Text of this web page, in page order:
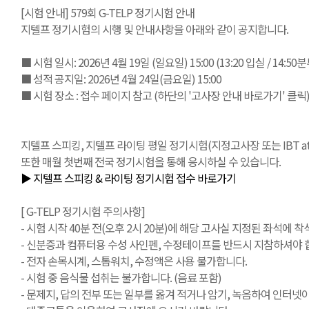
[시험 안내] 579회 G-TELP 정기시험 안내
지텔프 정기시험의 시행 및 안내사항을 아래와 같이 공지합니다.
■ 시험 일시: 2026년 4월 19일 (일요일) 15:00 (13:20 입실 / 14:50
■ 성적 공지일: 2026년 4월 24일(금요일) 15:00
■ 시험 장소 : 접수 페이지 참고 (하단의 '고사장 안내 바로가기' 클릭)
지텔프 스피킹, 지텔프 라이팅 평일 정기시험(지정고사장 또는 IBT
또한 매월 첫번째 전국 정기시험을 통해 응시하실 수 있습니다.
▶ 지텔프 스피킹 & 라이팅 정기시험 접수 바로가기
[ G-TELP 정기시험 주의사항]
- 시험 시작 40분 전(오후 2시 20분)에 해당 고사실 지정된 좌석에
- 신분증과 컴퓨터용 수성 사인펜, 수정테이프를 반드시 지참하셔야
- 전자 손목시계, 스톱워치, 수정액은 사용 불가합니다.
- 시험 중 음식물 섭취는 불가합니다. (음료 포함)
- 문제지, 답의 전부 또는 일부를 옮겨 적거나 암기, 녹음하여 인터